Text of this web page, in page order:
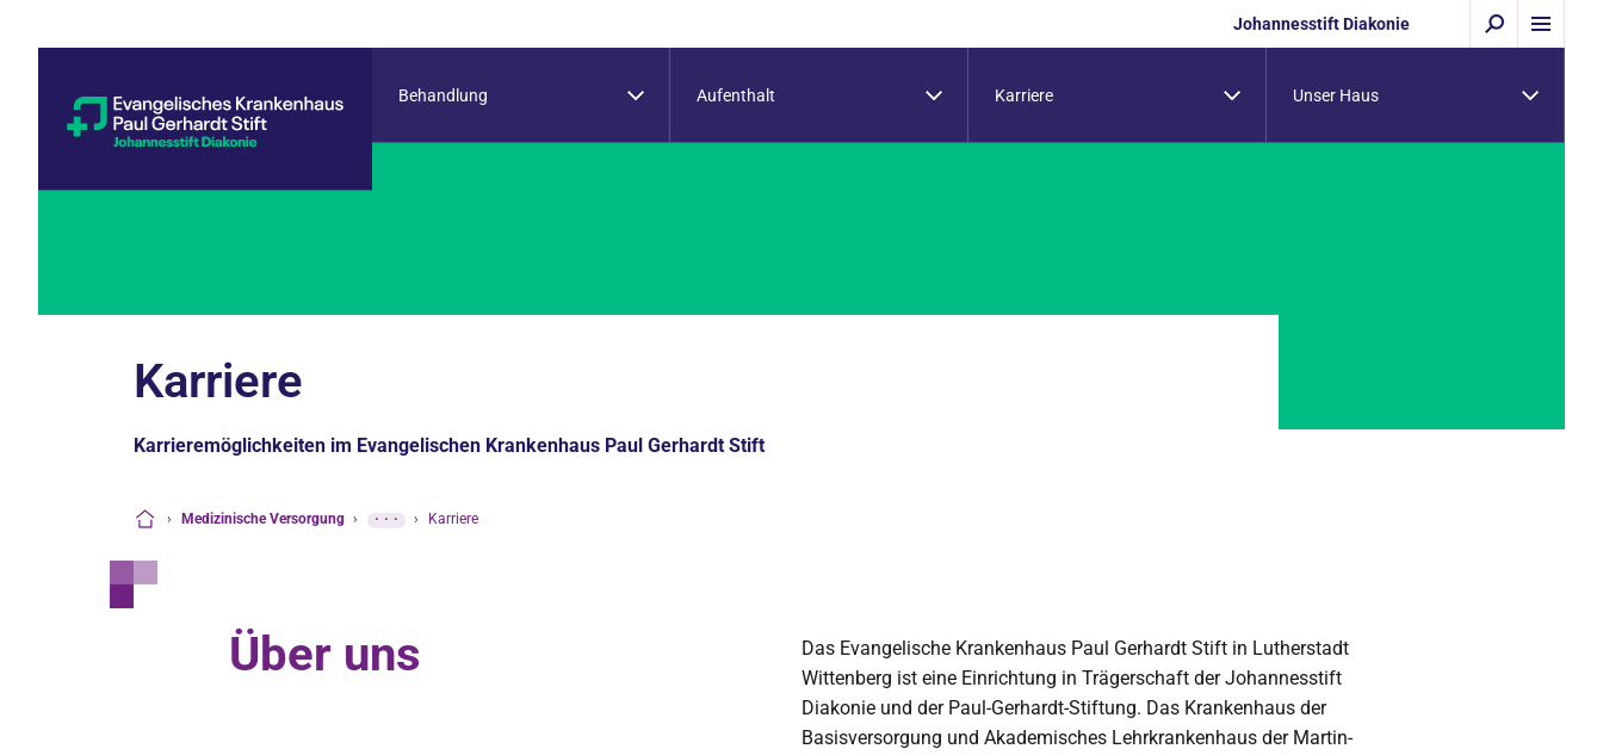
Johannesstift Diakonie
Behandlung Aufenthalt Karriere Unser Haus
Karriere
Karrieremöglichkeiten im Evangelischen Krankenhaus Paul Gerhardt Stift
› Medizinische Versorgung › ··· › Karriere
Über uns
Das Evangelische Krankenhaus Paul Gerhardt Stift in Lutherstadt
Wittenberg ist eine Einrichtung in Trägerschaft der Johannesstift
Diakonie und der Paul-Gerhardt-Stiftung. Das Krankenhaus der
Basisversorgung und Akademisches Lehrkrankenhaus der Martin-